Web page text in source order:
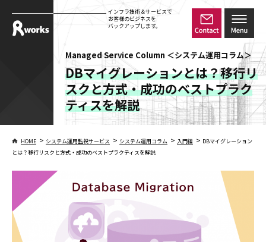
インフラ技術＆サービスで
お客様のビジネスを
バックアップします。
Managed Service Column ＜システム運用コラム＞
DBマイグレーションとは？移行リ
スクと方式・成功のベストプラク
ティスを解説
HOME > システム運用監視サービス > システム運用コラム > 入門編 > DBマイグレーション
とは？移行リスクと方式・成功のベストプラクティスを解説